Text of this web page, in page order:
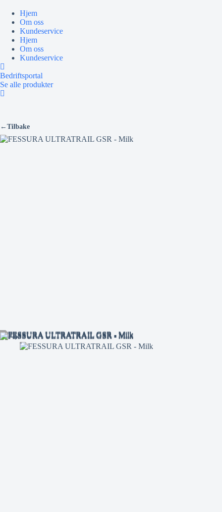
innholdet
Hjem
Om oss
Kundeservice
Hjem
Om oss
Kundeservice
Bedriftsportal
Se alle produkter
←Tilbake